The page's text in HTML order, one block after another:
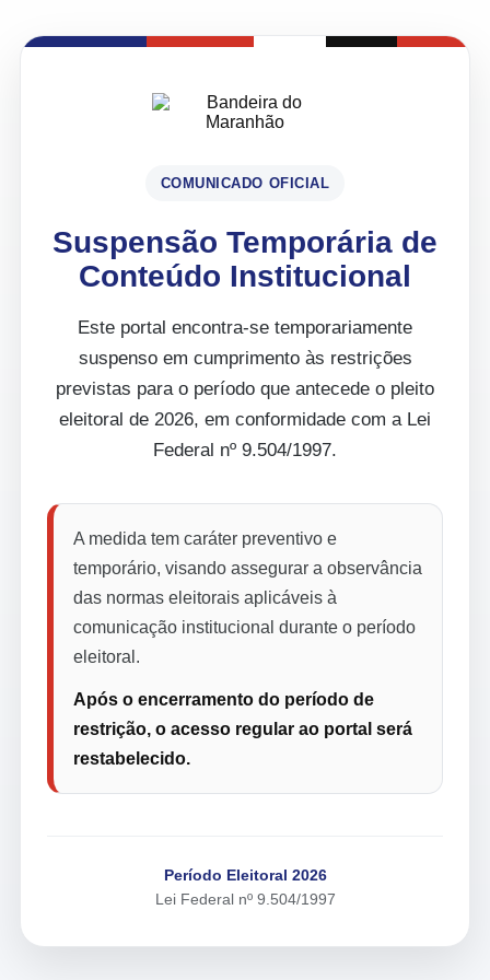
COMUNICADO OFICIAL
Suspensão Temporária de
Conteúdo Institucional
Este portal encontra-se temporariamente
suspenso em cumprimento às restrições
previstas para o período que antecede o pleito
eleitoral de 2026, em conformidade com a Lei
Federal nº 9.504/1997.
A medida tem caráter preventivo e
temporário, visando assegurar a observância
das normas eleitorais aplicáveis à
comunicação institucional durante o período
eleitoral.
Após o encerramento do período de
restrição, o acesso regular ao portal será
restabelecido.
Período Eleitoral 2026
Lei Federal nº 9.504/1997